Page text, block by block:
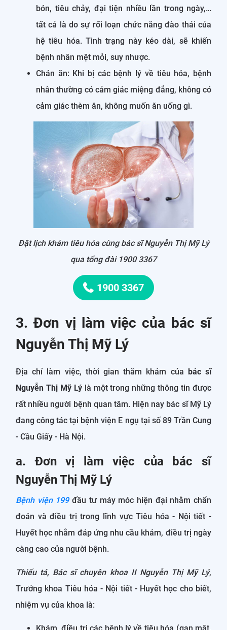
bón, tiêu chảy, đại tiện nhiều lần trong ngày,…
tất cả là do sự rối loạn chức năng đào thải của
hệ tiêu hóa. Tình trạng này kéo dài, sẽ khiến
bệnh nhân mệt mỏi, suy nhược.
Chán ăn: Khi bị các bệnh lý về tiêu hóa, bệnh
nhân thường có cảm giác miệng đắng, không có
cảm giác thèm ăn, không muốn ăn uống gì.
Đặt lịch khám tiêu hóa cùng bác sĩ Nguyễn Thị Mỹ Lý
qua tổng đài 1900 3367
1900 3367
3. Đơn vị làm việc của bác sĩ
Nguyễn Thị Mỹ Lý
Địa chỉ làm việc, thời gian thăm khám của
bác sĩ
Nguyễn Thị Mỹ Lýlà một trong những thông tin được
rất nhiều người bệnh quan tâm. Hiện nay bác sĩ Mỹ Lý
đang công tác tại bệnh viện E ngụ tại số 89 Trần Cung
- Cầu Giấy - Hà Nội.
a. Đơn vị làm việc của bác sĩ
Nguyễn Thị Mỹ Lý
Bệnh viện 199 đầu tư máy móc hiện đại nhằm chẩn
đoán và điều trị trong lĩnh vực Tiêu hóa - Nội tiết -
Huyết học nhằm đáp ứng nhu cầu khám, điều trị ngày
càng cao của người bệnh.
Thiếu tá, Bác sĩ chuyên khoa II Nguyễn Thị Mỹ Lý,
Trưởng khoa Tiêu hóa - Nội tiết - Huyết học cho biết,
nhiệm vụ của khoa là: